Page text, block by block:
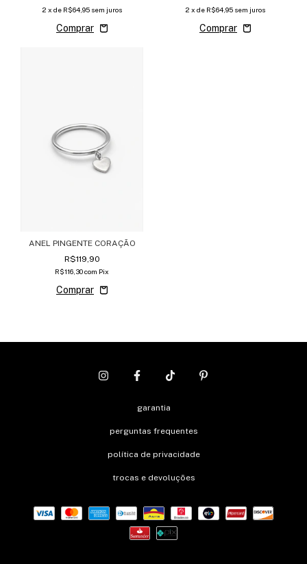
2 x de R$64,95 sem juros
2 x de R$64,95 sem juros
ANEL PINGENTE CORAÇÃO
R$119,90
R$116,30com Pix
garantia
perguntas frequentes
política de privacidade
trocas e devoluções